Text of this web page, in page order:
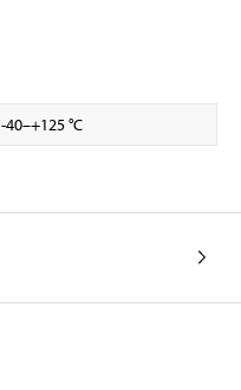
-40–+125 °C